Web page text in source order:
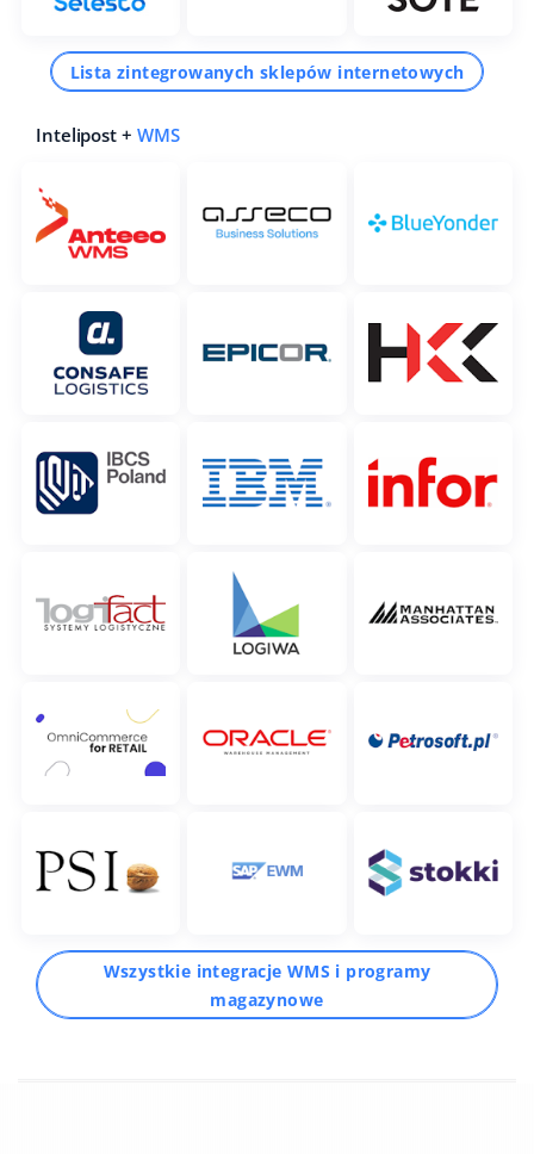
Lista zintegrowanych sklepów internetowych
Intelipost + WMS
Wszystkie integracje WMS i programy
magazynowe